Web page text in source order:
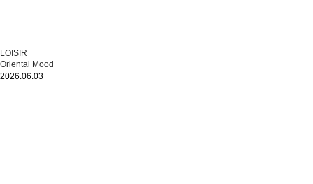
LOISIR
Oriental Mood
2026.06.03